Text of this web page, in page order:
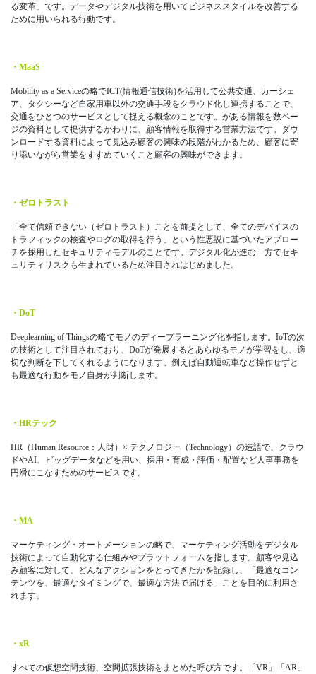
る変革」です。データやデジタル技術を用いてビジネススタイルを改善する
ために用いられる行動です。
・MaaS
Mobility as a Serviceの略でICT(情報通信技術)を活用して公共交通、カーシェ
ア、タクシーなど自家用車以外の交通手段をクラウド化し連携することで、
交通をひとつのサービスとして捉える概念のことです。がある情報を数ペー
ジの資料として提供するかわりに、顧客情報を取得する営業方法です。ダウ
ンロードする資料によって見込み顧客の興味の段階がわかるため、顧客に寄
り添いながら営業をすすめていくこと顧客の興味ができます。
・ゼロトラスト
「全て信頼できない（ゼロトラスト）ことを前提として、全てのデバイスの
トラフィックの検査やログの取得を行う」という性悪説に基づいたアプロー
チを採用したセキュリティモデルのことです。デジタル化が進む一方でセキ
ュリティリスクも生まれているため注目されはじめました。
・DoT
Deeplearning of Thingsの略でモノのディープラーニング化を指します。IoTの次
の技術として注目されており、DoTが発展するとあらゆるモノが学習をし、適
切な判断を下してくれるようになります。例えば自動運転車など操作せずと
も最適な行動をモノ自身が判断します。
・HRテック
HR（Human Resource：人財）× テクノロジー（Technology）の造語で、クラウ
ドやAI、ビッグデータなどを用い、採用・育成・評価・配置など人事事務を
円滑にこなすためのサービスです。
・MA
マーケティング・オートメーションの略で、マーケティング活動をデジタル
技術によって自動化する仕組みやプラットフォームを指します。顧客や見込
み顧客に対して、どんなアクションをとってきたかを記録し、「最適なコン
テンツを、最適なタイミングで、最適な方法で届ける」ことを目的に利用さ
れます。
・xR
すべての仮想空間技術、空間拡張技術をまとめた呼び方です。「VR」「AR」